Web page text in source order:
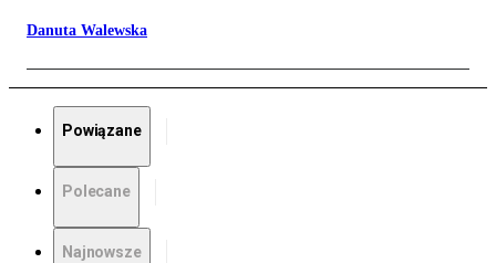
Danuta Walewska
Powiązane
Polecane
Najnowsze